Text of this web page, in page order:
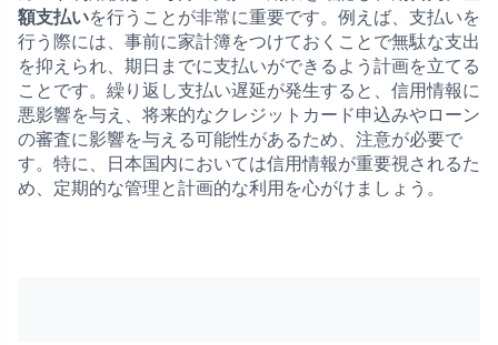
額支払いを行うことが非常に重要です。例えば、支払いを
行う際には、事前に家計簿をつけておくことで無駄な支出
を抑えられ、期日までに支払いができるよう計画を立てる
ことです。繰り返し支払い遅延が発生すると、信用情報に
悪影響を与え、将来的なクレジットカード申込みやローン
の審査に影響を与える可能性があるため、注意が必要で
す。特に、日本国内においては信用情報が重要視されるた
め、定期的な管理と計画的な利用を心がけましょう。